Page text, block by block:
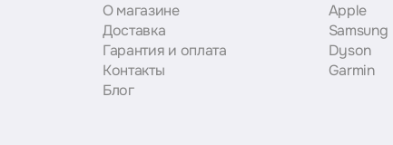
О магазине
Доставка
Гарантия и оплата
Контакты
Блог
Apple
Samsung
Dyson
Garmin